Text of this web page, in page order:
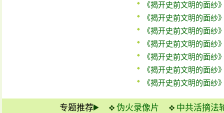
《揭开史前文明的面纱
《揭开史前文明的面纱
《揭开史前文明的面纱
《揭开史前文明的面纱
《揭开史前文明的面纱
《揭开史前文明的面纱
《揭开史前文明的面纱
专题推荐 伪火录像片 中共活摘法